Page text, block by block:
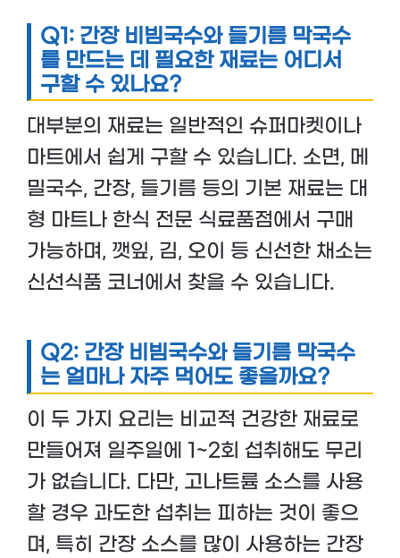
Q1: 간장 비빔국수와 들기름 막국수
를 만드는 데 필요한 재료는 어디서
구할 수 있나요?
대부분의 재료는 일반적인 슈퍼마켓이나
마트에서 쉽게 구할 수 있습니다. 소면, 메
밀국수, 간장, 들기름 등의 기본 재료는 대
형 마트나 한식 전문 식료품점에서 구매
가능하며, 깻잎, 김, 오이 등 신선한 채소는
신선식품 코너에서 찾을 수 있습니다.
Q2: 간장 비빔국수와 들기름 막국수
는 얼마나 자주 먹어도 좋을까요?
이 두 가지 요리는 비교적 건강한 재료로
만들어져 일주일에 1~2회 섭취해도 무리
가 없습니다. 다만, 고나트륨 소스를 사용
할 경우 과도한 섭취는 피하는 것이 좋으
며, 특히 간장 소스를 많이 사용하는 간장